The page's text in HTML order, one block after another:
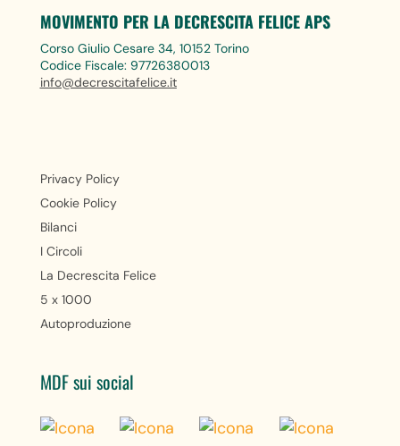
MOVIMENTO PER LA DECRESCITA FELICE APS
Corso Giulio Cesare 34, 10152 Torino
Codice Fiscale: 97726380013
info@decrescitafelice.it
Privacy Policy
Cookie Policy
Bilanci
I Circoli
La Decrescita Felice
5 x 1000
Autoproduzione
MDF sui social